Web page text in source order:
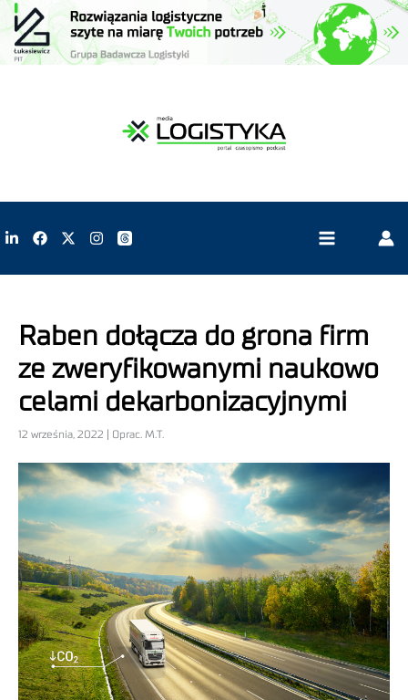
Raben dołącza do grona firm
ze zweryfikowanymi naukowo
celami dekarbonizacyjnymi
12 września, 2022 | Oprac. M.T.